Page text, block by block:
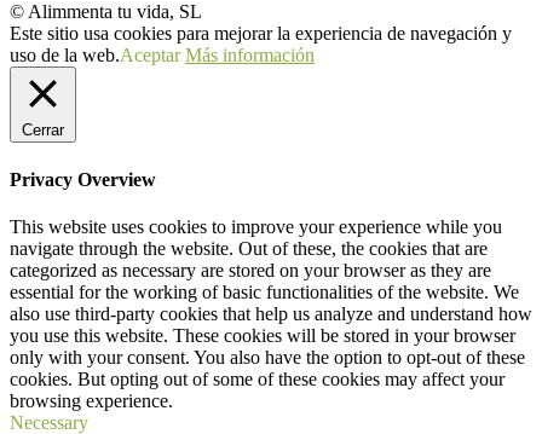
© Alimmenta tu vida, SL
Este sitio usa cookies para mejorar la experiencia de navegación y
uso de la web.Aceptar Más información
Cerrar
Privacy Overview
This website uses cookies to improve your experience while you
navigate through the website. Out of these, the cookies that are
categorized as necessary are stored on your browser as they are
essential for the working of basic functionalities of the website. We
also use third-party cookies that help us analyze and understand how
you use this website. These cookies will be stored in your browser
only with your consent. You also have the option to opt-out of these
cookies. But opting out of some of these cookies may affect your
browsing experience.
Necessary